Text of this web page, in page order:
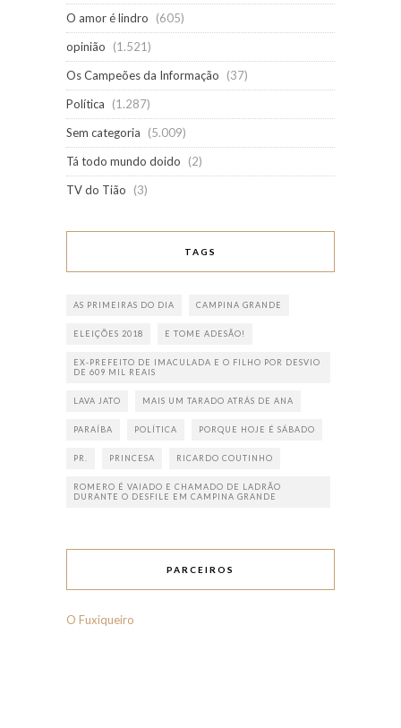
O amor é lindro
(605)
opinião
(1.521)
Os Campeões da Informação
(37)
Política
(1.287)
Sem categoria
(5.009)
Tá todo mundo doido
(2)
TV do Tião
(3)
TAGS
AS PRIMEIRAS DO DIA CAMPINA GRANDE
ELEIÇÕES 2018 E TOME ADESÃO!
EX-PREFEITO DE IMACULADA E O FILHO POR DESVIO
DE 609 MIL REAIS
LAVA JATO MAIS UM TARADO ATRÁS DE ANA
PARAÍBA POLÍTICA PORQUE HOJE É SÁBADO
PR. PRINCESA RICARDO COUTINHO
ROMERO É VAIADO E CHAMADO DE LADRÃO
DURANTE O DESFILE EM CAMPINA GRANDE
PARCEIROS
O Fuxiqueiro